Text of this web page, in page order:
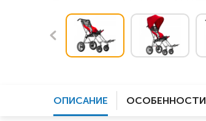
ОПИСАНИЕ ОСОБЕННОСТИ